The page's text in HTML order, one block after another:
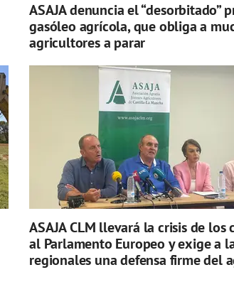
ASAJA denuncia el “desorbitado”
gasóleo agrícola, que obliga a
agricultores a parar
ASAJA CLM llevará la crisis de los
al Parlamento Europeo y exige a
regionales una defensa firme del